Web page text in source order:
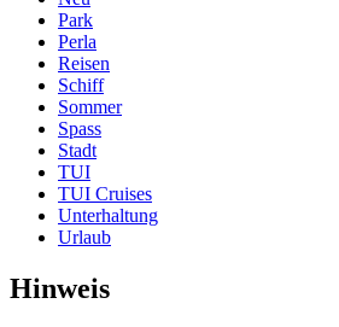
Park
Perla
Reisen
Schiff
Sommer
Spass
Stadt
TUI
TUI Cruises
Unterhaltung
Urlaub
Hinweis